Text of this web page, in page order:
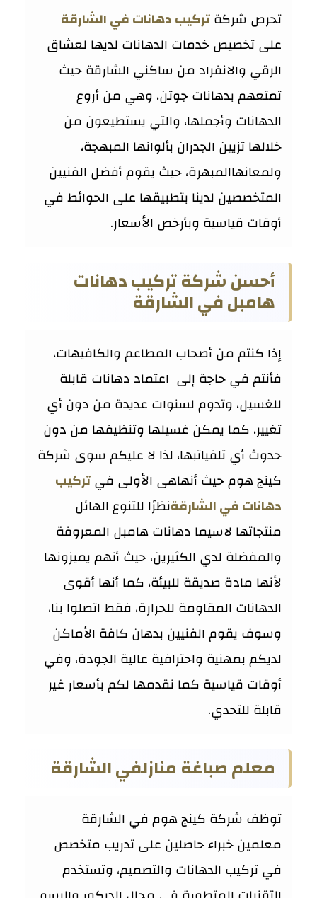
تحرص شركةتركيب دهانات في الشارقة
على تخصيص خدمات الدهانات لديها لعشاق
الرقي والانفراد من ساكني الشارقة حيث
تمتعهم بدهانات جوتن، وهي من أروع
الدهانات وأجملها، والتي يستطيعون من
خلالها تزيين الجدران بألوانها المبهجة،
ولمعانهاالمبهرة، حيث يقوم أفضل الفنيين
المتخصصين لدينا بتطبيقها على الحوائط في
أوقات قياسية وبأرخص الأسعار.
أحسن شركة تركيب دهانات
هامبل في الشارقة
إذا كنتم من أصحاب المطاعم والكافيهات،
فأنتم في حاجة إلى اعتماد دهانات قابلة
للغسيل، وتدوم لسنوات عديدة من دون أي
تغيير، كما يمكن غسيلها وتنظيفها من دون
حدوث أي تلفياتبها، لذا لا عليكم سوى شركة
كينج هوم حيث أنهاهى الأولى فيتركيب
دهانات في الشارقةنظرًا للتنوع الهائل
منتجاتها لاسيما دهانات هامبل المعروفة
والمفضلة لدي الكثيرين، حيث أنهم يميزونها
لأنها مادة صديقة للبيئة، كما أنها أقوى
الدهانات المقاومة للحرارة، فقط اتصلوا بنا،
وسوف يقوم الفنيين بدهان كافة الأماكن
لديكم بمهنية واحترافية عالية الجودة، وفي
أوقات قياسية كما نقدمها لكم بأسعار غير
قابلة للتحدي.
معلم صباغة منازلفي الشارقة
توظف شركة كينج هوم في الشارقة
معلمين خبراء حاصلين على تدريب متخصص
في تركيب الدهانات والتصميم، وتستخدم